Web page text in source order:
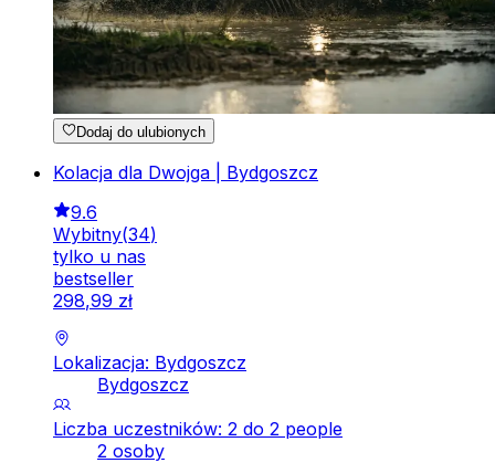
Dodaj do ulubionych
Kolacja dla Dwojga | Bydgoszcz
9.6
Wybitny(34)
tylko u nas
bestseller
298,99 zł
Lokalizacja: Bydgoszcz
Bydgoszcz
Liczba uczestników: 2 do 2 people
2 osoby